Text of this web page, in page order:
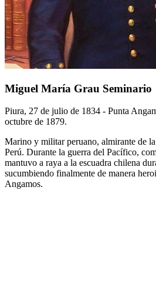
Miguel María Grau Seminario
Piura, 27 de julio de 1834 - Punta
octubre de 1879.
Marino y militar peruano, almirante de
Perú. Durante la guerra del Pacífico,
mantuvo a raya a la escuadra chilena
sucumbiendo finalmente de manera
Angamos.